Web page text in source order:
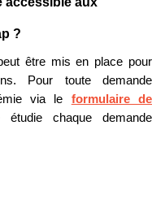
?
être mis en place pour
Pour toute demande
via le formulaire de
chaque demande